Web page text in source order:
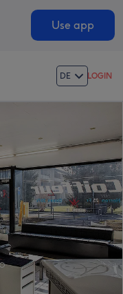
Use app
DE LOGIN